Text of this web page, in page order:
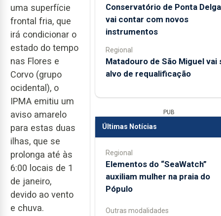
uma superfície
frontal fria, que
irá condicionar o
estado do tempo
nas Flores e
Corvo (grupo
ocidental), o
IPMA emitiu um
aviso amarelo
para estas duas
ilhas, que se
prolonga até às
6:00 locais de 1
de janeiro,
devido ao vento
e chuva.
Conservatório de Ponta
vai contar com novos
instrumentos
Regional
Matadouro de São Miguel vai
alvo de requalificação
PUB
Últimas Notícias
Regional
​Elementos do “SeaWatch”
auxiliam mulher na praia do
Pópulo
Outras modalidades